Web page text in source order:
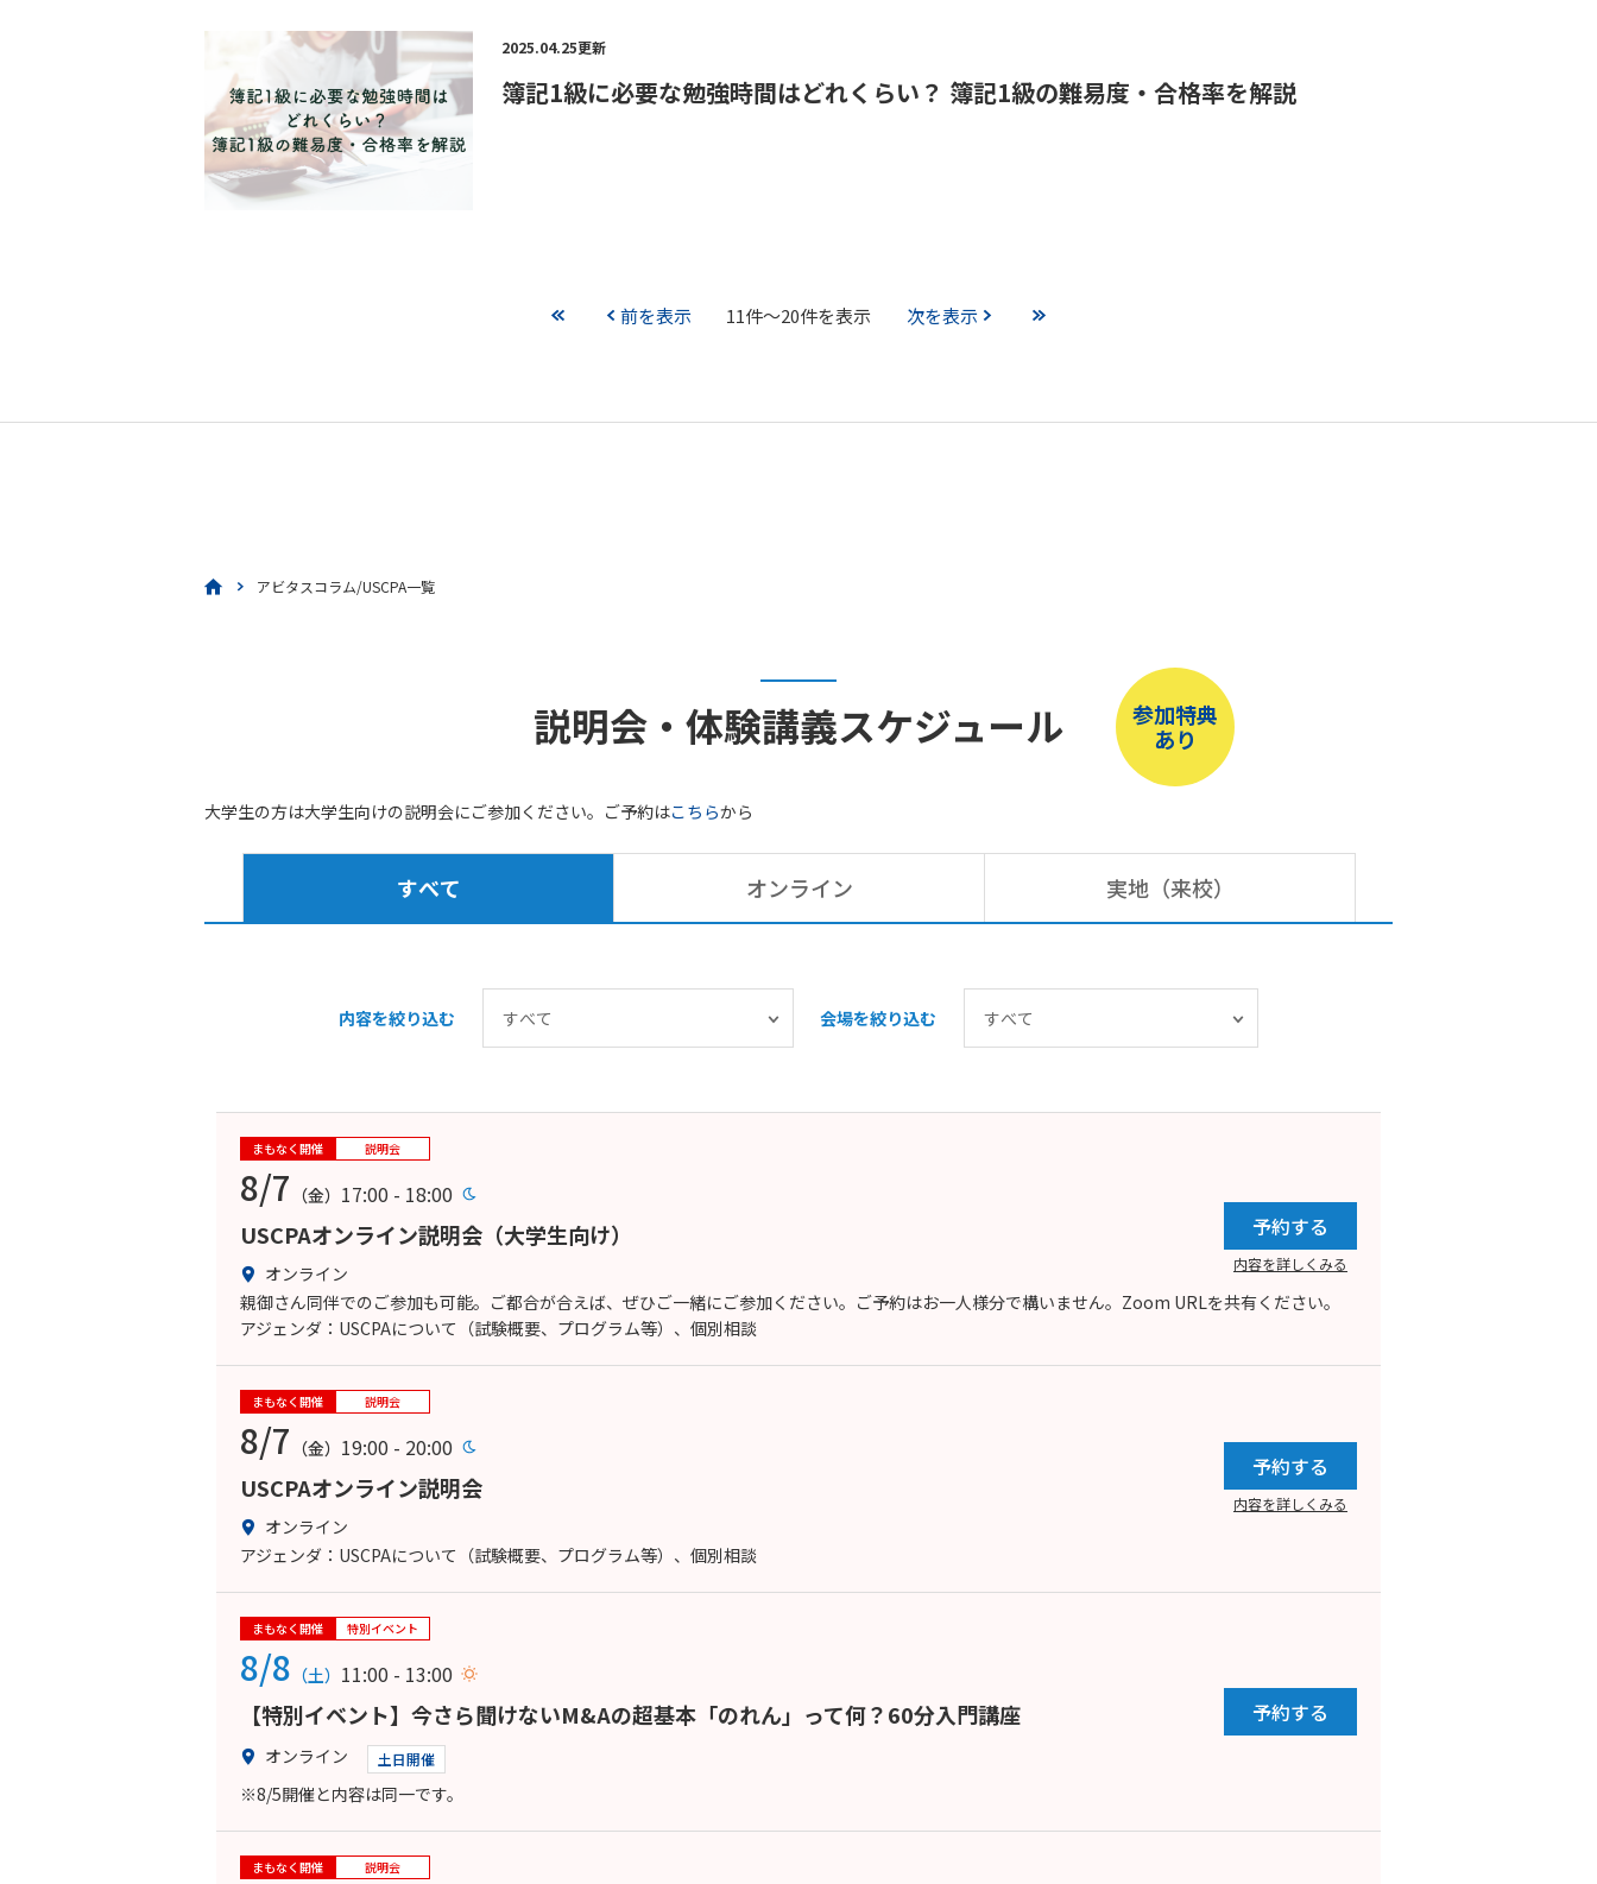
2025.04.25更新
簿記1級に必要な勉強時間はどれくらい？ 簿記1級の難易度・合格率を解説
前を表示 11件～20件を表示 次を表示
アビタスコラム/USCPA一覧
参加特典
あり
説明会・体験講義スケジュール
大学生の方は大学生向けの説明会にご参加ください。ご予約はこちらから
すべて オンライン 実地（来校）
内容を絞り込む 会場を絞り込む
まもなく開催 説明会
8/7 （金） 17:00 - 18:00
USCPAオンライン説明会（大学生向け）
オンライン
親御さん同伴でのご参加も可能。ご都合が合えば、ぜひご一緒にご参加ください。ご予約はお一人様分で構いません。Zoom URLを共有ください。
アジェンダ：USCPAについて（試験概要、プログラム等）、個別相談
予約する
内容を詳しくみる
まもなく開催 説明会
8/7 （金） 19:00 - 20:00
USCPAオンライン説明会
オンライン
アジェンダ：USCPAについて（試験概要、プログラム等）、個別相談
予約する
内容を詳しくみる
まもなく開催 特別イベント
8/8 （土） 11:00 - 13:00
【特別イベント】今さら聞けないM&Aの超基本「のれん」って何？60分入門講座
オンライン 土日開催
※8/5開催と内容は同一です。
予約する
まもなく開催 説明会